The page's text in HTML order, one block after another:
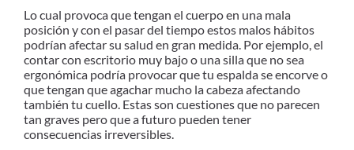
Lo cual provoca que tengan el cuerpo en una mala
posición y con el pasar del tiempo estos malos hábitos
podrían afectar su salud en gran medida. Por ejemplo, el
contar con escritorio muy bajo o una silla que no sea
ergonómica podría provocar que tu espalda se encorve o
que tengan que agachar mucho la cabeza afectando
también tu cuello. Estas son cuestiones que no parecen
tan graves pero que a futuro pueden tener
consecuencias irreversibles.